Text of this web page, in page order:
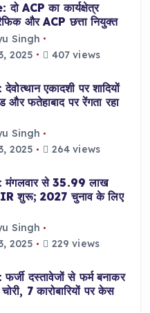
ACP का कार्यक्षेत्र
और ACP छत्ता नियुक्त
Singh
2025
407 views
एकादशी पर शादियों
और फतेहाबाद पर रेंगता रहा
Singh
2025
264 views
से 35.99 लाख
शुरू; 2027 चुनाव के लिए
Singh
2025
229 views
दस्तावेजों से फर्म बनाकर
7 कारोबारियों पर केस